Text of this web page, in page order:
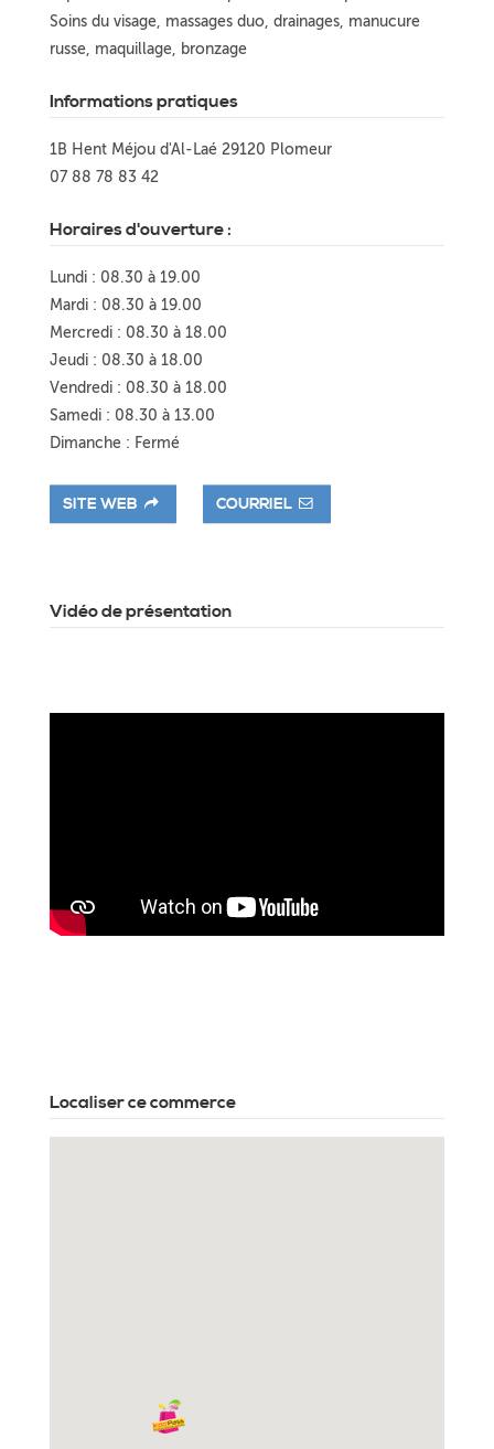
Soins du visage, massages duo, drainages, manucure
russe, maquillage, bronzage
Informations pratiques
1B Hent Méjou d'Al-Laé 29120 Plomeur
07 88 78 83 42
Horaires d'ouverture :
Lundi : 08.30 à 19.00
Mardi : 08.30 à 19.00
Mercredi : 08.30 à 18.00
Jeudi : 08.30 à 18.00
Vendredi : 08.30 à 18.00
Samedi : 08.30 à 13.00
Dimanche : Fermé
SITE WEB COURRIEL
Vidéo de présentation
Localiser ce commerce